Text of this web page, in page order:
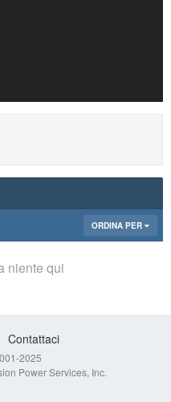
ORDINA PER
niente qui
Contattaci
2025
Power Services, Inc.